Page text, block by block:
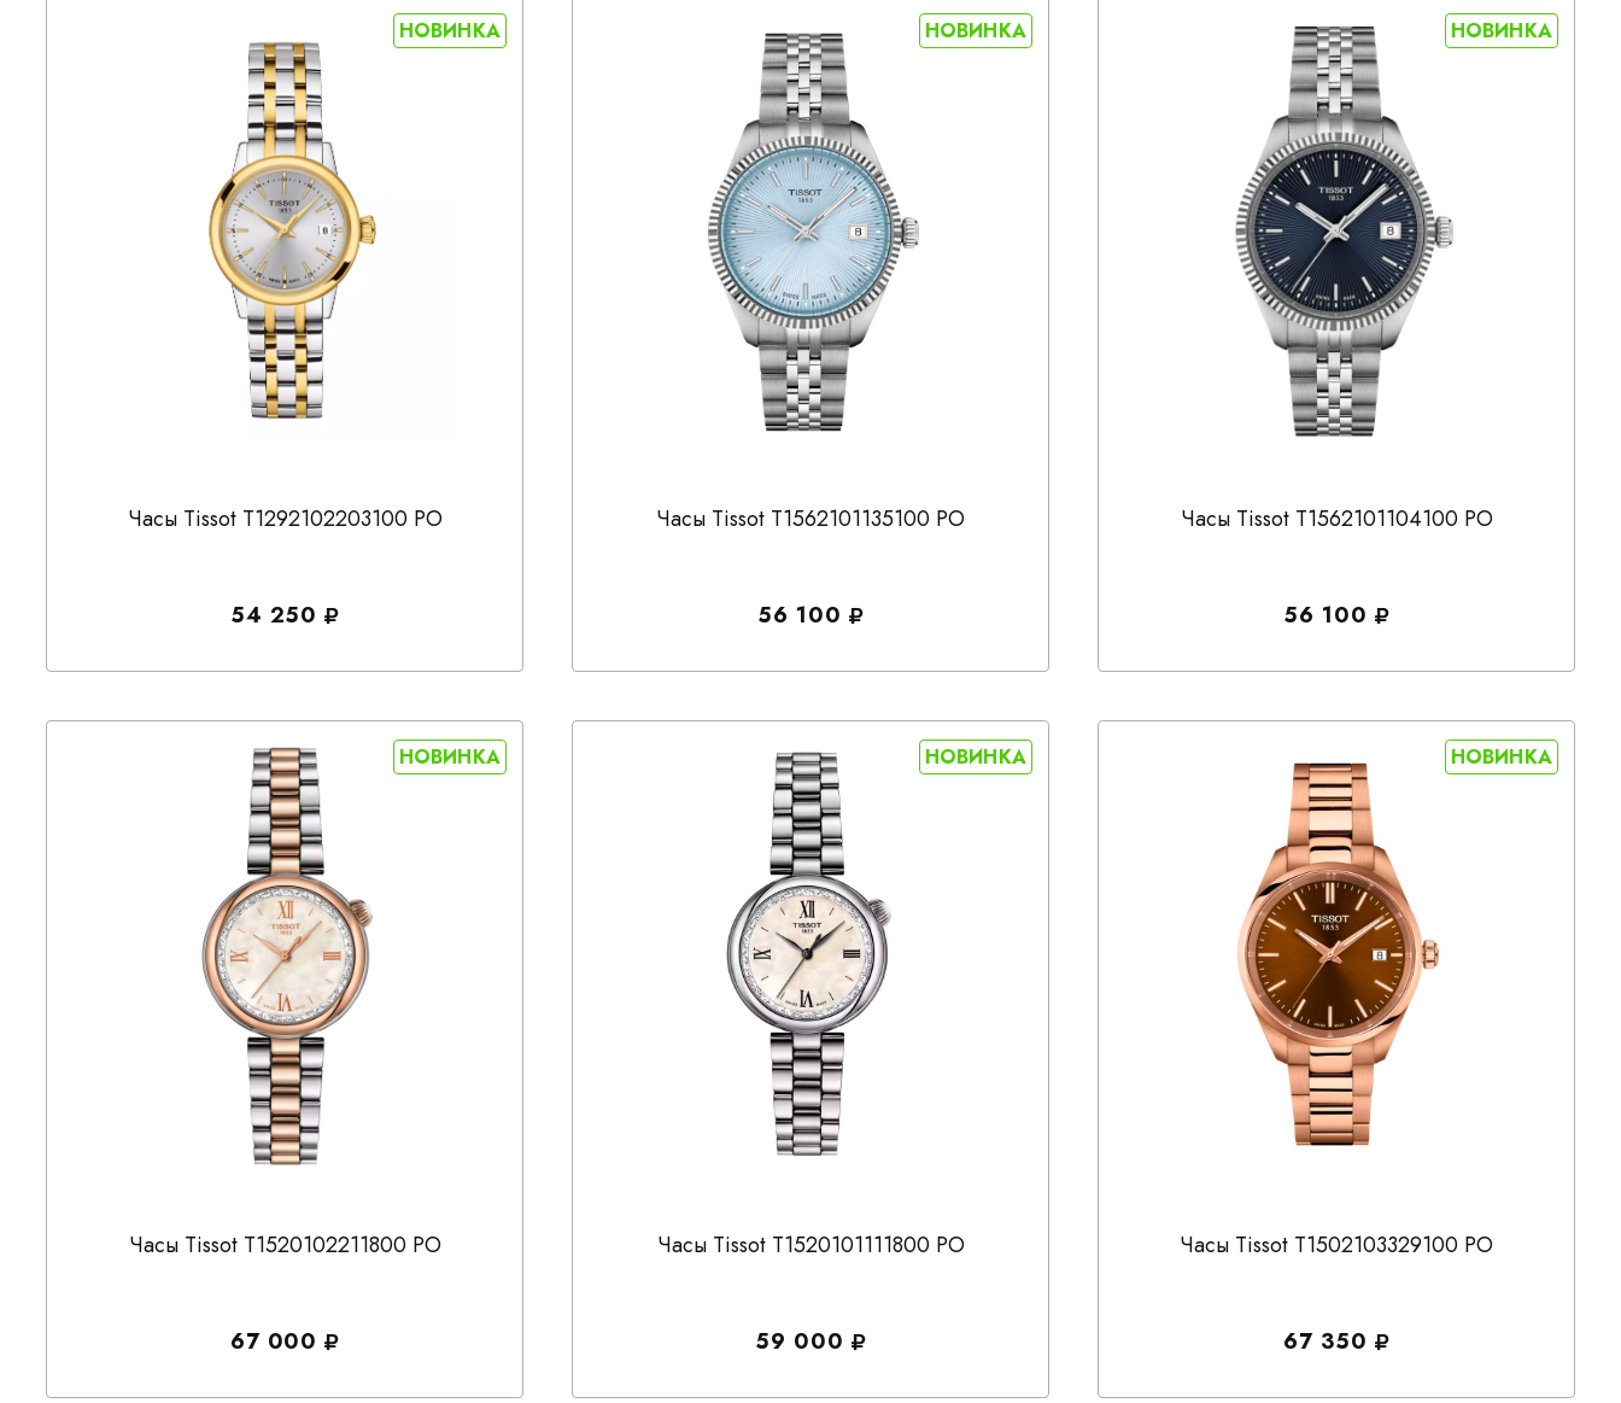
НОВИНКА
Часы Tissot T1292102203100 PO
54 250
НОВИНКА
Часы Tissot T1562101135100 PO
56 100
НОВИНКА
Часы Tissot T1562101104100 PO
56 100
НОВИНКА
Часы Tissot T1520102211800 PO
67 000
НОВИНКА
Часы Tissot T1520101111800 PO
59 000
НОВИНКА
Часы Tissot T1502103329100 PO
67 350